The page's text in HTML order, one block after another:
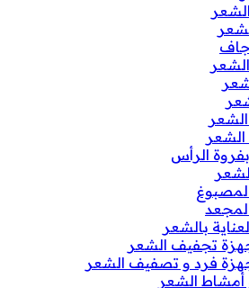
بفروة الرأس
بالشعر
تجفيف الشعر
فرد و تصفيف الشعر
الشعر